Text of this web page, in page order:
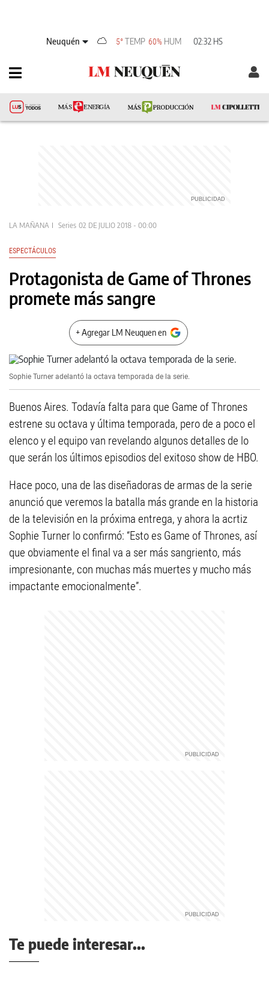
Neuquén 5°TEMP 60% HUM 02:32 HS
LA MAÑANA Series 02 DE JULIO 2018 - 00:00
ESPECTÁCULOS
Protagonista de Game of Thrones
promete más sangre
+ Agregar LM Neuquen en
Sophie Turner adelantó la octava temporada de la serie.
Buenos Aires. Todavía falta para que Game of Thrones
estrene su octava y última temporada, pero de a poco el
elenco y el equipo van revelando algunos detalles de lo
que serán los últimos episodios del exitoso show de HBO.
Hace poco, una de las diseñadoras de armas de la serie
anunció que veremos la batalla más grande en la historia
de la televisión en la próxima entrega, y ahora la acrtiz
Sophie Turner lo confirmó: “Esto es Game of Thrones, así
que obviamente el final va a ser más sangriento, más
impresionante, con muchas más muertes y mucho más
impactante emocionalmente”.
Te puede interesar...